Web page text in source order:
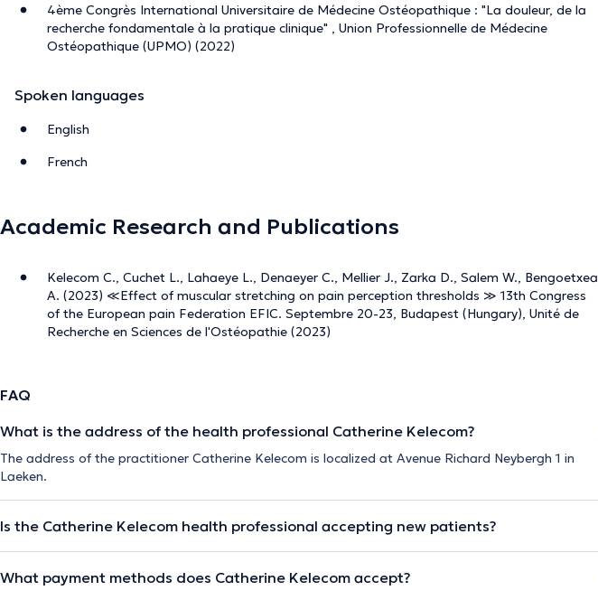
4ème Congrès International Universitaire de Médecine Ostéopathique : "La douleur, de la
recherche fondamentale à la pratique clinique" , Union Professionnelle de Médecine
Ostéopathique (UPMO) (2022)
Spoken languages
English
French
Academic Research and Publications
Kelecom C., Cuchet L., Lahaeye L., Denaeyer C., Mellier J., Zarka D., Salem W., Bengoetxea
A. (2023) ≪Effect of muscular stretching on pain perception thresholds ≫ 13th Congress
of the European pain Federation EFIC. Septembre 20-23, Budapest (Hungary), Unité de
Recherche en Sciences de l'Ostéopathie (2023)
FAQ
What is the address of the health professional Catherine Kelecom?
The address of the practitioner Catherine Kelecom is localized at Avenue Richard Neybergh 1 in
Laeken.
Is the Catherine Kelecom health professional accepting new patients?
What payment methods does Catherine Kelecom accept?